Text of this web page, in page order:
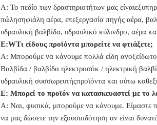
Α: Το πεδίο των δραστηριοτήτων μας είναι
πώλησηφιάλη αέρα, επεξεργασία πηγής αέρα,
υδραυλική βαλβίδα, υδραυλικό κύλινδρο, αέρα
Ε:WΤι είδους προϊόντα μπορείτε να φτιάξετε;
Α: Μπορούμε να κάνουμε πολλά είδη
Βαλβίδα / βαλβίδα ηλεκτροσόκ / ηλεκτρική
υδραυλική συσσωρευτήςπροϊόντα και ούτω
Ε: Μπορεί το προϊόν να κατασκευαστεί με το
Α: Ναι, φυσικά, μπορούμε να κάνουμε. Είμαστε
να μας δώσετε την εξουσιοδότηση αν είναι